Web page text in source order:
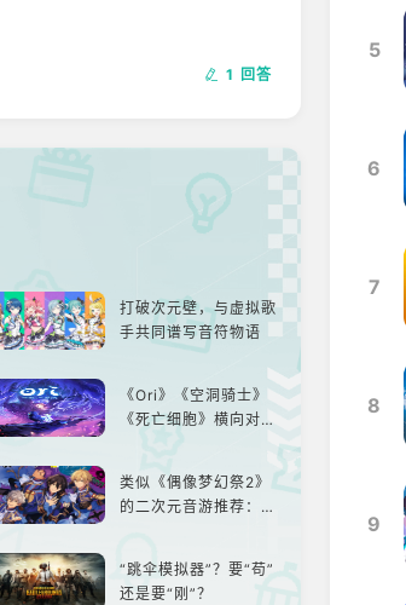
1 回答
打破次元壁，与虚拟歌
手共同谱写音符物语
《Ori》《空洞骑士》
《死亡细胞》横向对
类似《偶像梦幻祭2》
的二次元音游推荐：完
“跳伞模拟器”？要“苟”
还是要“刚”？
5
6
7
8
9